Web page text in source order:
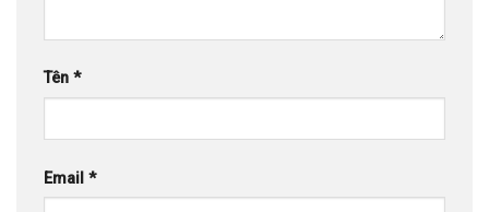
Tên *
Email *